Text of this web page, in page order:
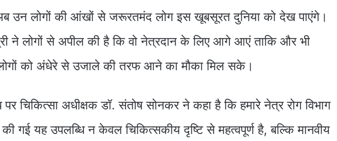
उन लोगों की आंखों से जरूरतमंद लोग इस खूबसूरत दुनिया को देख पाएंगे।
ने लोगों से अपील की है कि वो नेत्रदान के लिए आगे आएं ताकि और भी
को अंधेरे से उजाले की तरफ आने का मौका मिल सके।
चिकित्सा अधीक्षक डॉ. संतोष सोनकर ने कहा है कि हमारे नेत्र रोग विभाग
की गई यह उपलब्धि न केवल चिकित्सकीय दृष्टि से महत्वपूर्ण है, बल्कि मानवीय